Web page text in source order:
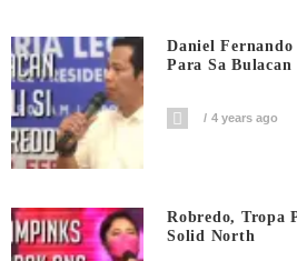
Daniel Fernando
Para Sa Bulacan
4 years ago
Robredo, Tropa
Solid North